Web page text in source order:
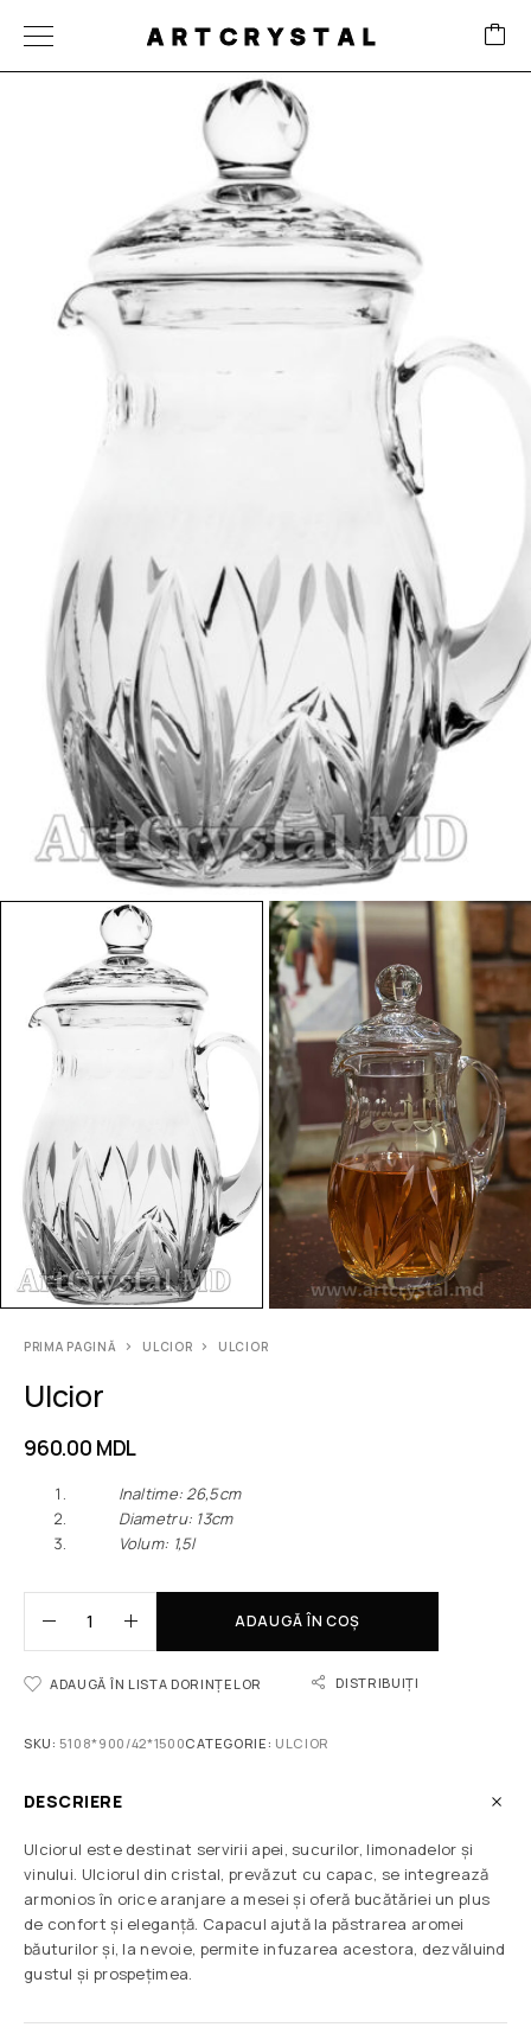
ARTCRYSTAL
PRIMA PAGINĂ ULCIOR ULCIOR
Ulcior
960.00 MDL
Inaltime: 26,5сm
Diametru: 13сm
Volum: 1,5l
ADAUGĂ ÎN COȘ
ADAUGĂ ÎN LISTA DORINȚELOR DISTRIBUIȚI
SKU:5108*900/42*1500CATEGORIE: ULCIOR
DESCRIERE
Ulciorul este destinat servirii apei, sucurilor, limonadelor și
vinului. Ulciorul din cristal, prevăzut cu capac, se integrează
armonios în orice aranjare a mesei și oferă bucătăriei un plus
de confort și eleganță. Capacul ajută la păstrarea aromei
băuturilor și, la nevoie, permite infuzarea acestora, dezvăluind
gustul și prospețimea.